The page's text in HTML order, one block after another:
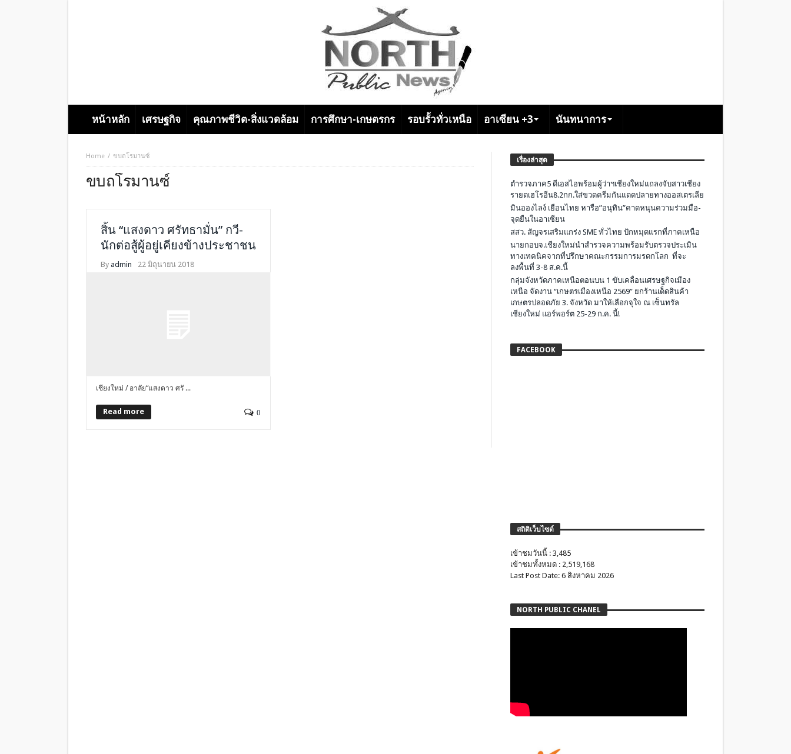
หน้าหลัก เศรษฐกิจ คุณภาพชีวิต-สิ่งแวดล้อม การศึกษา-เกษตรกร รอบรั้วทั่วเหนือ อาเซียน +3 นันทนาการ
Home ขบถโรมานซ์
ขบถโรมานซ์
สิ้น “แสงดาว ศรัทธามั่น” กวี-
นักต่อสู้ผู้อยู่เคียงข้างประชาชน
By admin 22 มิถุนายน 2018
เชียงใหม่ / อาลัย“แสงดาว ศรั ...
Read more 0
เรื่องล่าสุด
ตำรวจภาค5 ดีเอสไอพร้อมผู้ว่าฯเชียงใหม่แถลงจับสาวเชียง
รายดเฮโรอีน8.2กก.ใส่ขวดครีมกันแดดปลายทางออสเตรเลีย
มินอองไลง์ เยือนไทย หารือ”อนุทิน”คาดหนุนความร่วมมือ-
จุดยืนในอาเซียน
สสว. สัญจรเสริมแกร่ง SME ทั่วไทย ปักหมุดแรกที่ภาคเหนือ
นายกอบจ.เชียงใหม่นำสำรวจความพร้อมรับตรวจประเมิน
ทางเทคนิคจากที่ปรึกษาคณะกรรมการมรดกโลก ที่จะ
ลงพื้นที่ 3-8 ส.ค.นี้
กลุ่มจังหวัดภาคเหนือตอนบน 1 ขับเคลื่อนเศรษฐกิจเมือง
เหนือ จัดงาน “เกษตรเมืองเหนือ 2569” ยกร้านเด็ดสินค้า
เกษตรปลอดภัย 3. จังหวัด มาให้เลือกจุใจ ณ เซ็นทรัล
เชียงใหม่ แอร์พอร์ต 25-29 ก.ค. นี้!
FACEBOOK
สถิติเว็บไซต์
เข้าชมวันนี้ : 3,485
เข้าชมทั้งหมด : 2,519,168
Last Post Date: 6 สิงหาคม 2026
NORTH PUBLIC CHANEL